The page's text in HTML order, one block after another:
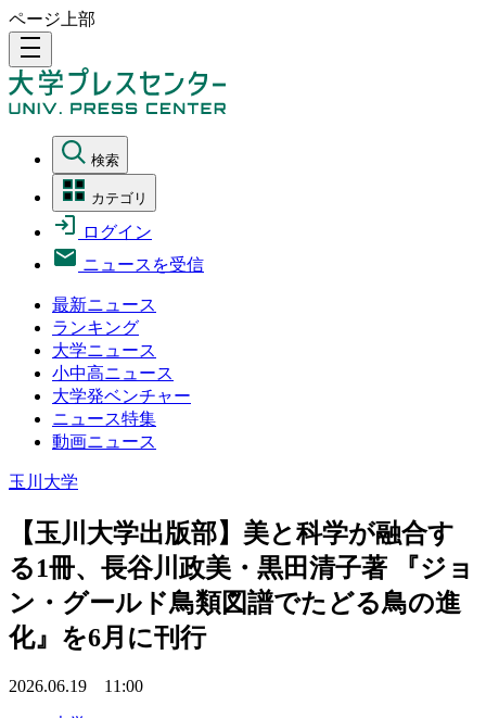
ページ上部
density_medium
検索
カテゴリ
ログイン
ニュースを受信
最新ニュース
ランキング
大学ニュース
小中高ニュース
大学発ベンチャー
ニュース特集
動画ニュース
玉川大学
【玉川大学出版部】美と科学が融合す
る1冊、長谷川政美・黒田清子著 『ジョ
ン・グールド鳥類図譜でたどる鳥の進
化』を6月に刊行
2026.06.19 11:00